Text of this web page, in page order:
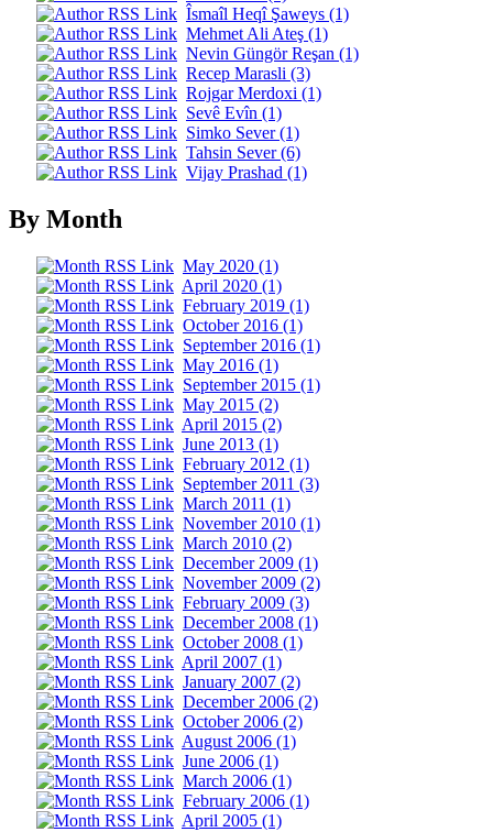
Îsmaîl Heqî Şaweys (1)
Mehmet Ali Ateş (1)
Nevin Güngör Reşan (1)
Recep Marasli (3)
Rojgar Merdoxi (1)
Sevê Evîn (1)
Simko Sever (1)
Tahsin Sever (6)
Vijay Prashad (1)
By Month
May 2020 (1)
April 2020 (1)
February 2019 (1)
October 2016 (1)
September 2016 (1)
May 2016 (1)
September 2015 (1)
May 2015 (2)
April 2015 (2)
June 2013 (1)
February 2012 (1)
September 2011 (3)
March 2011 (1)
November 2010 (1)
March 2010 (2)
December 2009 (1)
November 2009 (2)
February 2009 (3)
December 2008 (1)
October 2008 (1)
April 2007 (1)
January 2007 (2)
December 2006 (2)
October 2006 (2)
August 2006 (1)
June 2006 (1)
March 2006 (1)
February 2006 (1)
April 2005 (1)